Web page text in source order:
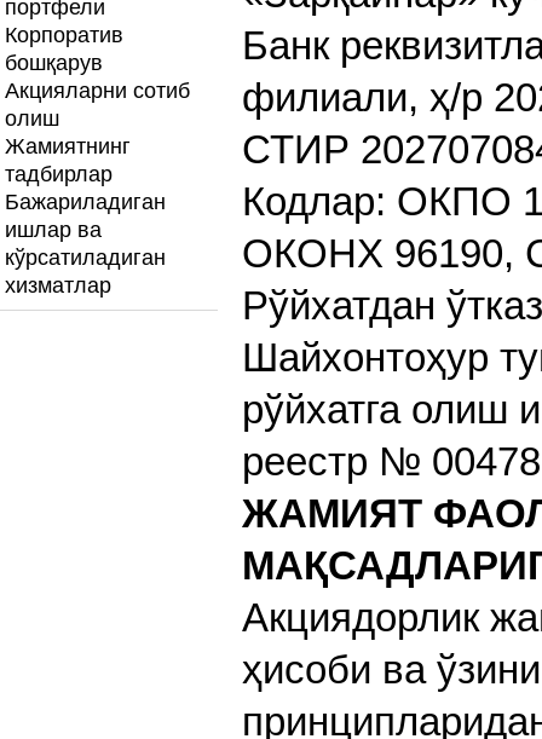
портфели
Корпоратив
бошқарув
Акцияларни сотиб
олиш
Жамиятнинг
тадбирлар
Бажариладиган
ишлар ва
кўрсатиладиган
хизматлар
Банк
филиали, ҳ/р
СТИР
Кодлар: ОКПО
ОКОНХ 96190,
Рўйхатдан
Шайхонтоҳур
рўйхатга олиш
реестр №
ЖАМИЯТ
Акциядорлик
ҳисоби ва